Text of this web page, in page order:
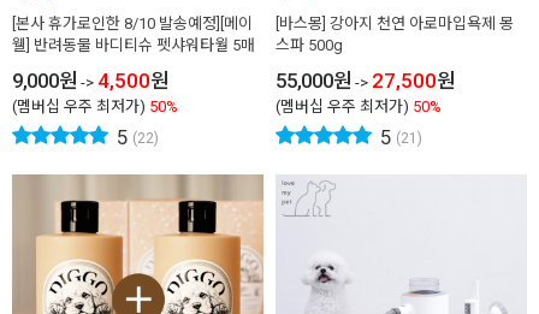
[본사 휴가로인한 8/10 발송예정][메이
웰] 반려동물 바디티슈 펫샤워타월 5매
9,000원 -> 4,500원
(멤버십 우주 최저가) 50%
5 (22)
[바스몽] 강아지 천연 아로마입욕제 몽
스파 500g
55,000원 -> 27,500원
(멤버십 우주 최저가) 50%
5 (21)